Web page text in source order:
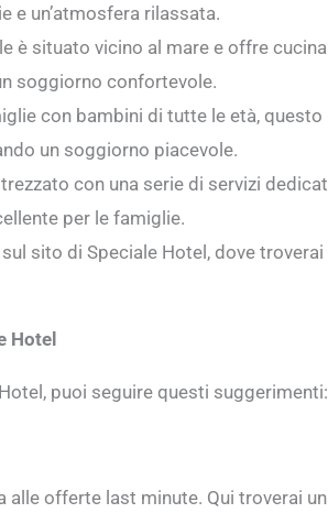
e un’atmosfera rilassata.
è situato vicino al mare e offre
soggiorno confortevole.
con bambini di tutte le età, questo
un soggiorno piacevole.
con una serie di servizi
per le famiglie.
sito di Speciale Hotel, dove
Hotel
puoi seguire questi suggerimenti:
offerte last minute. Qui troverai